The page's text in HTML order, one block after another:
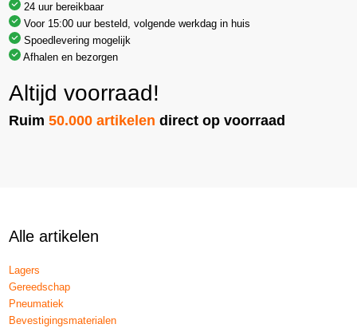
24 uur bereikbaar
Voor 15:00 uur besteld, volgende werkdag in huis
Spoedlevering mogelijk
Afhalen en bezorgen
Altijd voorraad!
Ruim50.000 artikelen direct op voorraad
Alle artikelen
Lagers
Gereedschap
Pneumatiek
Bevestigingsmaterialen